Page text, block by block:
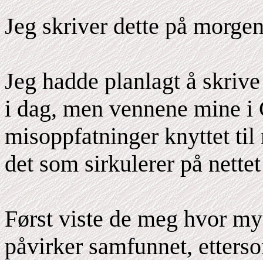
Jeg skriver dette på
Jeg hadde planlagt å
i dag, men vennene mine
misoppfatninger knyttet
det som sirkulerer på
Først viste de meg hvor
påvirker samfunnet,